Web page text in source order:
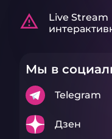
warning_amber
Live Stream
Мы в
Telegram
Дзен